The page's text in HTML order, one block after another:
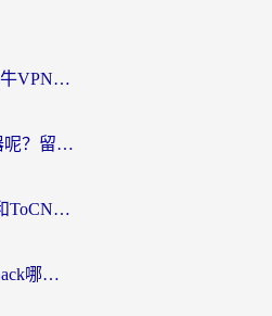
Malus VPN好用吗？和小牛VPN对比哪个回国效果更好？海外党亲测实用指南
在国外如何开回国加速器呢？留学生亲测的无缝访问国内资源指南
海外党必看：Quickback和ToCN好用吗？3分钟选对回国加速器的实用指南
海外党纠结迅游和FlashBack哪个好？2026实用指南教你选对回国加速器